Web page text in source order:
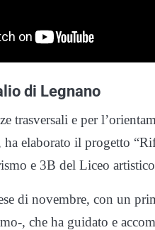
di Legnano
trasversali e per
elaborato il progetto
e 3B del Liceo
di novembre, con un
, che ha guidato e